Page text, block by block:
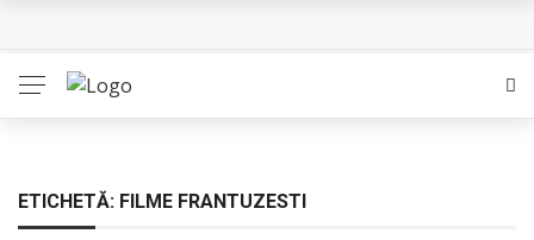
The Man Who Sold Air in the Holy Land – Generatia care
Queer – Un Burroughs sentimental
ETICHETĂ: FILME FRANTUZESTI